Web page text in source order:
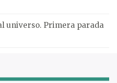
universo. Primera parada